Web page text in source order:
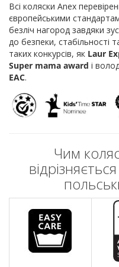
Всі коляски Anex
європейськими
безліч нагород завдяки
до безпеки, стабільності
таких конкурсів, як Laur
Super mama award і
EAC.
Чим